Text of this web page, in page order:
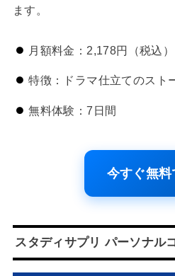
ます。
月額料金：2,178円（税込）
特徴：ドラマ仕立てのスト
無料体験：7日間
今すぐ無料
スタディサプリ パーソナル